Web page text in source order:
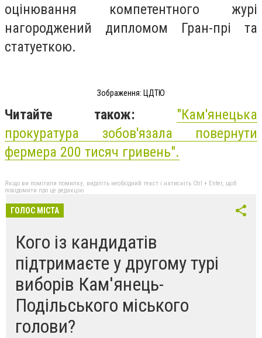
оцінювання компетентного журі
нагороджений дипломом Гран-прі та
статуеткою.
Зображення: ЦДТЮ
Читайте також: "Кам'янецька
прокуратура зобов'язала повернути
фермера 200 тисяч гривень".
Якщо ви помітили помилку, виділіть необхідний текст і натисніть Ctrl + Enter, щоб
повідомити про це редакцію
ГОЛОС МІСТА
Кого із кандидатів
підтримаєте у другому турі
виборів Кам'янець-
Подільського міського
голови?